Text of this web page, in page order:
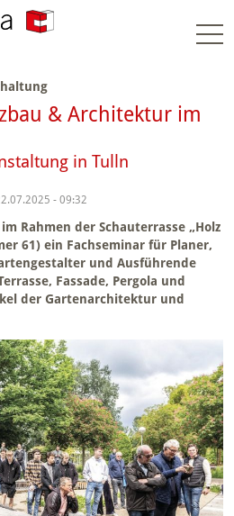
& Architektur im
in Tulln
- 09:32
Rahmen der Schauterrasse „Holz
61) ein Fachseminar für Planer,
und Ausführende
Fassade, Pergola und
der Gartenarchitektur und